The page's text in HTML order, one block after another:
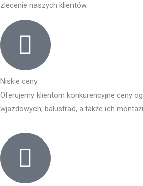
zlecenie naszych klientów.
Niskie ceny
Oferujemy klientom konkurencyjne ceny
wjazdowych, balustrad, a także ich